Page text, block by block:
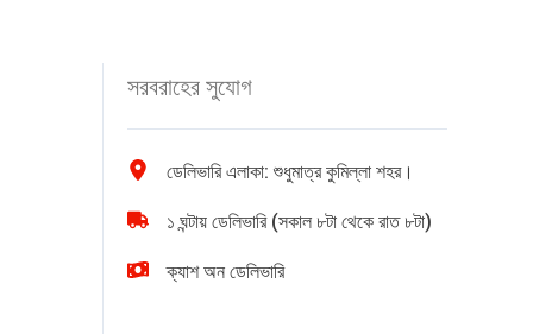
সরবরাহের সুযোগ
ডেলিভারি এলাকা: শুধুমাত্র কুমিল্লা শহর।
১ ঘন্টায় ডেলিভারি (সকাল ৮টা থেকে রাত ৮টা)
ক্যাশ অন ডেলিভারি